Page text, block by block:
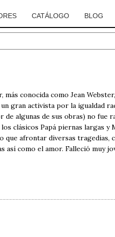
CATÁLOGO BLOG
más conocida como Jean
gran activista por la igualdad
de algunas de sus obras) no
clásicos Papá piernas largas
que afrontar diversas
así como el amor. Falleció muy